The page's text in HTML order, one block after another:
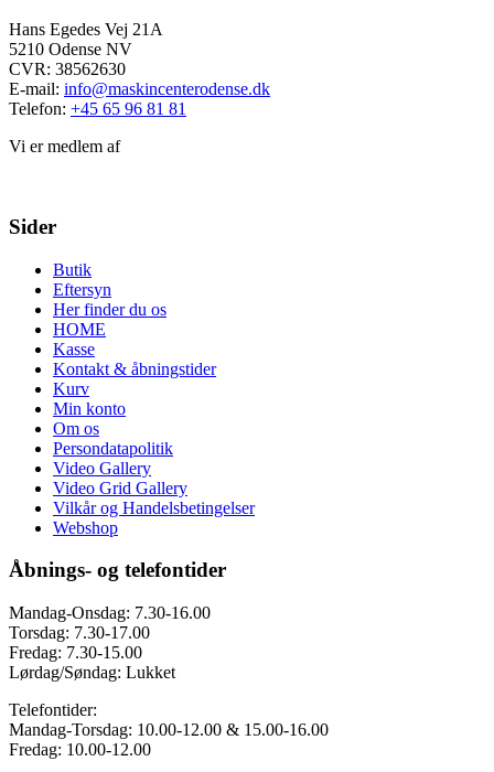
Hans Egedes Vej 21A
5210 Odense NV
CVR: 38562630
E-mail: info@maskincenterodense.dk
Telefon: +45 65 96 81 81
Vi er medlem af
Sider
Butik
Eftersyn
Her finder du os
HOME
Kasse
Kontakt & åbningstider
Kurv
Min konto
Om os
Persondatapolitik
Video Gallery
Video Grid Gallery
Vilkår og Handelsbetingelser
Webshop
Åbnings- og telefontider
Mandag-Onsdag: 7.30-16.00
Torsdag: 7.30-17.00
Fredag: 7.30-15.00
Lørdag/Søndag: Lukket
Telefontider:
Mandag-Torsdag: 10.00-12.00 & 15.00-16.00
Fredag: 10.00-12.00